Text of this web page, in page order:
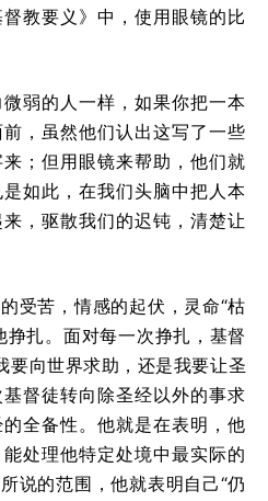
教要义》中，使用眼镜的比
弱的人一样，如果你把一本
，虽然他们认出这写了一些
；但用眼镜来帮助，他们就
如此，在我们头脑中把人本
，驱散我们的迟钝，清楚让
受苦，情感的起伏，灵命“枯
挣扎。面对每一次挣扎，基督
向世界求助，还是我要让圣
督徒转向除圣经以外的事求
全备性。他就是在表明，他
处理他特定处境中最实际的
说的范围，他就表明自己“仍